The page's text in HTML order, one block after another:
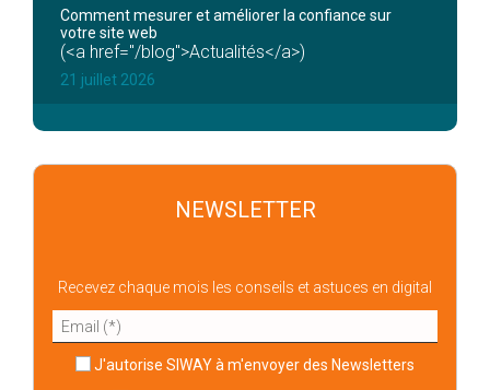
Comment mesurer et améliorer la confiance sur
votre site web
(<a href="/blog">Actualités</a>)
21 juillet 2026
NEWSLETTER
Recevez chaque mois les conseils et astuces en digital
J'autorise SIWAY à m'envoyer des Newsletters